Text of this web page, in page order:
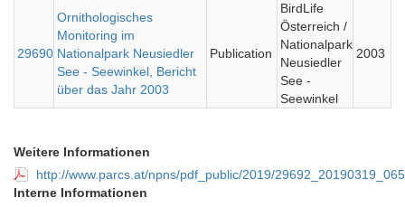
29690
Ornithologisches
Monitoring im
Nationalpark Neusiedler
See - Seewinkel, Bericht
über das Jahr 2003
Publication
BirdLife
Österreich /
Nationalpark
Neusiedler
See -
Seewinkel
2003
Weitere Informationen
http://www.parcs.at/npns/pdf_public/2019/
Interne Informationen